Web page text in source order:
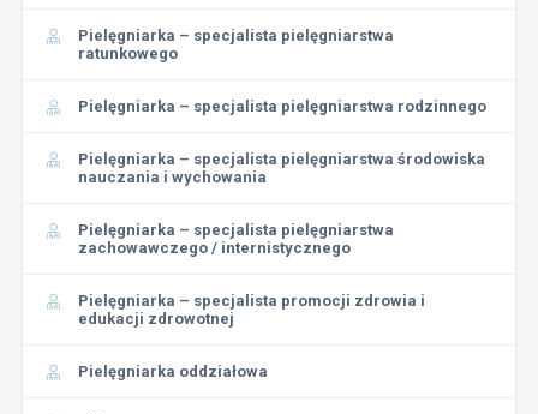
Pielęgniarka – specjalista pielęgniarstwa
ratunkowego
Pielęgniarka – specjalista pielęgniarstwa rodzinnego
Pielęgniarka – specjalista pielęgniarstwa środowiska
nauczania i wychowania
Pielęgniarka – specjalista pielęgniarstwa
zachowawczego / internistycznego
Pielęgniarka – specjalista promocji zdrowia i
edukacji zdrowotnej
Pielęgniarka oddziałowa